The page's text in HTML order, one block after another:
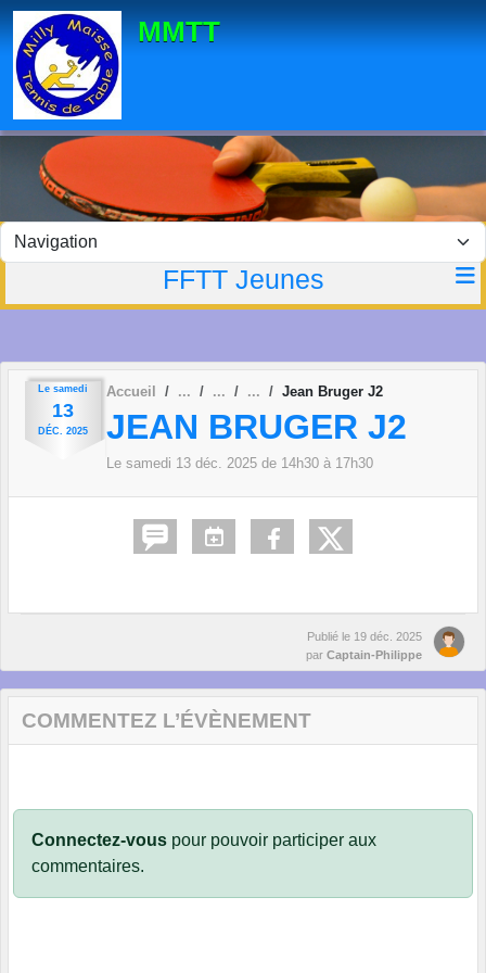
MMTT
FFTT Jeunes
Le samedi
13
DÉC. 2025
Accueil Jean Bruger J2
JEAN BRUGER J2
Le samedi 13 déc. 2025 de 14h30 à 17h30
Publié le 19 déc. 2025
par Captain-Philippe
COMMENTEZ L’ÉVÈNEMENT
Connectez-vous pour pouvoir participer aux
commentaires.
Panneau de gestion des cookies